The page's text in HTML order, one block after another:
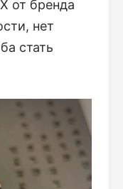
от бренда
нет
стать